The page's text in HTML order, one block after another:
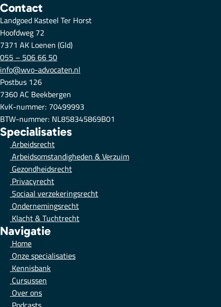
Contact
Landgoed Kasteel Ter Horst
Hoofdweg 72
7371 AK Loenen (Gld)
055 – 506 66 50
info@wvo-advocaten.nl
Postbus 126
7360 AC Beekbergen
KvK-nummer: 70499993
BTW-nummer: NL858345869B01
Specialisaties
Arbeidsrecht
Arbeidsomstandigheden & Verzuim
Gezondheidsrecht
Privacyrecht
Sociaal verzekeringsrecht
Ondernemingsrecht
Klacht & Tuchtrecht
Navigatie
Home
Onze specialisaties
Kennisbank
Cursussen
Over ons